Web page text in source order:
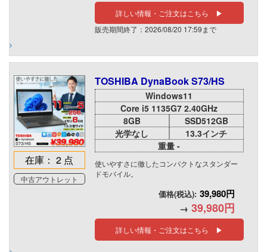
詳しい情報・ご注文はこちら ▶
販売期間終了：2026/08/20 17:59まで
在庫： 2 点
中古アウトレット
TOSHIBA DynaBook S73/HS
Windows11
Core i5 1135G7 2.40GHz
8GB
SSD512GB
光学なし
13.3インチ
重量 -
使いやすさに徹したコンパクトなスタンダー
ドモバイル。
価格(税込): 39,980円
→ 39,980円
詳しい情報・ご注文はこちら ▶